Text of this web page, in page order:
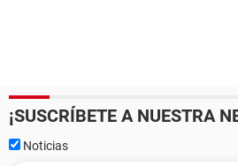
¡SUSCRÍBETE A NUESTRA
Noticias